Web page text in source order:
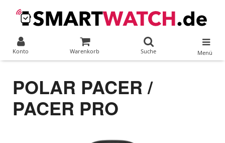
Konto Warenkorb Suche Menü
POLAR PACER /
PACER PRO